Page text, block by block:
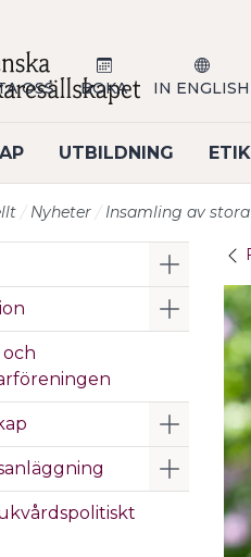
UTBILDNING ETIK
OSS BOKA IN ENGLISH
Nyheter Insamling av
Visa/
Visa/
Visa/
Visa/